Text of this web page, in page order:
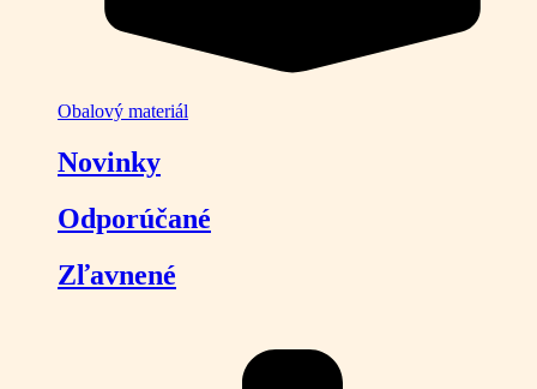
Obalový materiál
Novinky
Odporúčané
Zľavnené